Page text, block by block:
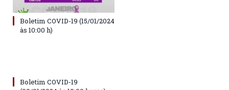
Boletim COVID-19 (15/01/2024
às 10:00 h)
Boletim COVID-19